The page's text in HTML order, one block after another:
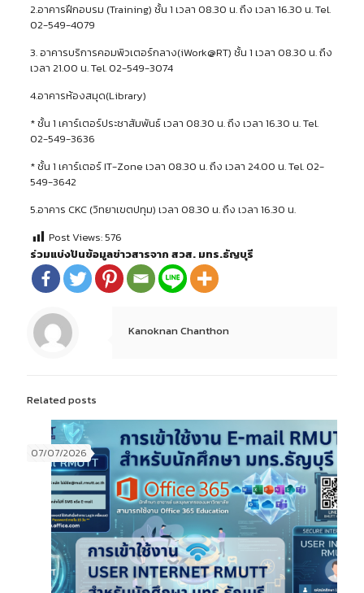
2.อาคารฝึกอบรม (Training) ชั้น 1 เวลา 08.30 น. ถึง เวลา 16.30 น. Tel.
02-549-4079
3. อาคารบริการคอมพิวเตอร์กลาง(iWork@RT) ชั้น 1 เวลา 08.30 น. ถึง
เวลา 21.00 น. Tel. 02-549-3074
4.อาคารห้องสมุด(Library)
* ชั้น 1 เคาร์เตอร์ประชาสัมพันธ์ เวลา 08.30 น. ถึง เวลา 16.30 น. Tel.
02-549-3636
* ชั้น 1 เคาร์เตอร์ IT-Zone เวลา 08.30 น. ถึง เวลา 24.00 น. Tel. 02-
549-3642
5.อาคาร CKC (วิทยาเขตปทุม) เวลา 08.30 น. ถึง เวลา 16.30 น.
Post Views:576
ร่วมแบ่งปันข้อมูลข่าวสารจาก สวส. มทร.ธัญบุรี
Kanoknan Chanthon
Related posts
07/07/2026